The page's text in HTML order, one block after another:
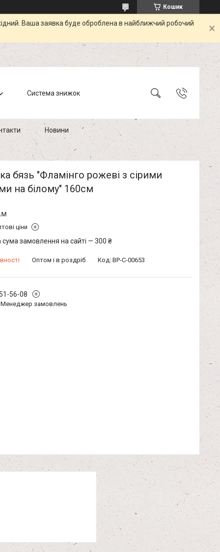
Кошик
Ваша заявка буде оброблена в найближчий робочий
Система знижок
Новини
бязь "Фламінго рожеві з сірими
на білому" 160см
ціни
сума замовлення на сайті — 300 ₴
Оптом і в роздріб Код: BP-C-00653
56-08
Менеджер замовлень